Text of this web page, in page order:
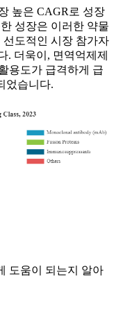
높은 CAGR로 성장
성장은 이러한 약물
도적인 시장 참가자
. 더욱이, 면역억제제
용도가 급격하게 급
었습니다.
도움이 되는지 알아